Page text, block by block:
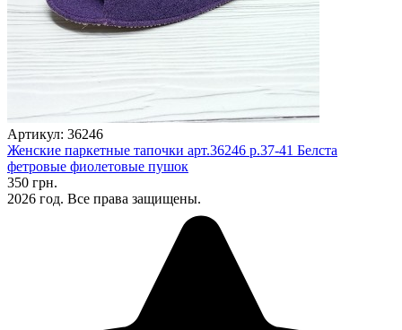
Артикул: 36246
Женские паркетные тапочки арт.36246 р.37-41 Белста
фетровые фиолетовые пушок
350 грн.
2026 год. Все права защищены.